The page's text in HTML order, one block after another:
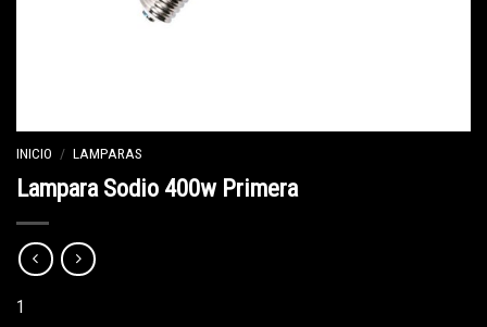
INICIO / LAMPARAS
Lampara Sodio 400w Primera
1